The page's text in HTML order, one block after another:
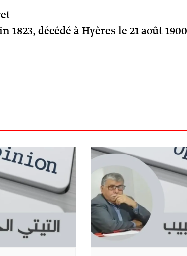
1823, décédé à Hyères le 21 août 1900